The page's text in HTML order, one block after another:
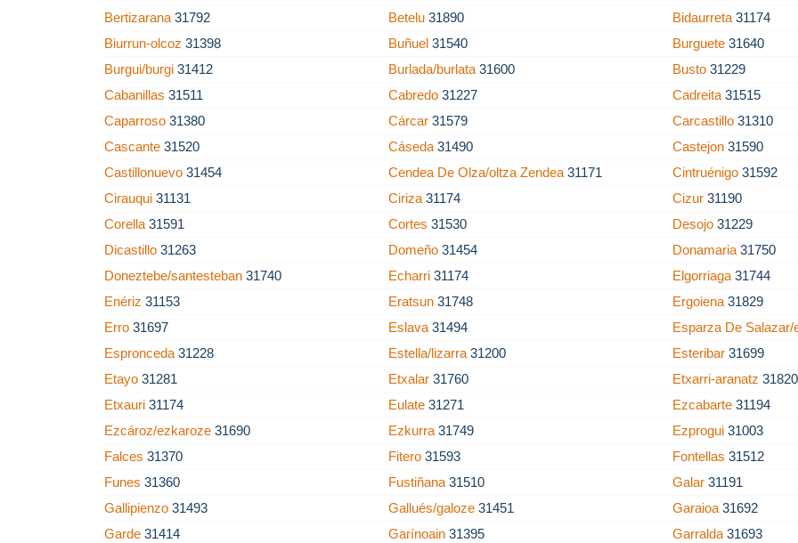
Bertizarana 31792 Betelu31890 Bidaurreta31174
Biurrun-olcoz 31398 Buñuel31540 Burguete31640
Burgui/burgi 31412 Burlada/burlata31600 Busto31229
Cabanillas 31511 Cabredo31227 Cadreita31515
Caparroso 31380 Cárcar31579 Carcastillo31310
Cascante 31520 Cáseda31490 Castejon31590
Castillonuevo 31454 Cendea De Olza/oltza Zendea31171 Cintruénigo31592
Cirauqui 31131 Ciriza31174 Cizur31190
Corella 31591 Cortes31530 Desojo31229
Dicastillo 31263 Domeño31454 Donamaria31750
Doneztebe/santesteban 31740 Echarri31174 Elgorriaga31744
Enériz 31153 Eratsun31748 Ergoiena31829
Erro 31697 Eslava31494
Esparza De
Espronceda 31228 Estella/lizarra31200 Esteribar31699
Etayo 31281 Etxalar31760 Etxarri-aranatz31820
Etxauri 31174 Eulate31271 Ezcabarte31194
Ezcároz/ezkaroze 31690 Ezkurra31749 Ezprogui31003
Falces 31370 Fitero31593 Fontellas31512
Funes 31360 Fustiñana31510 Galar31191
Gallipienzo 31493 Gallués/galoze31451 Garaioa31692
Garde 31414 Garínoain31395 Garralda31693